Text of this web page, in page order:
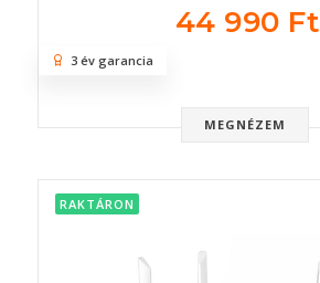
44 990 Ft
MEGNÉZEM
3 év garancia
RAKTÁRON